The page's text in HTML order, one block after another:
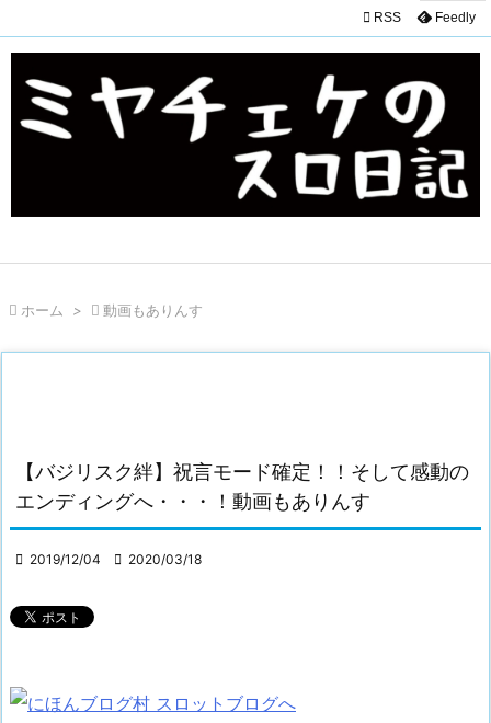
 RSS Feedly
 ホーム >  動画もありんす
【バジリスク絆】祝言モード確定！！そして感動の
エンディングへ・・・！動画もありんす
 2019/12/04  2020/03/18